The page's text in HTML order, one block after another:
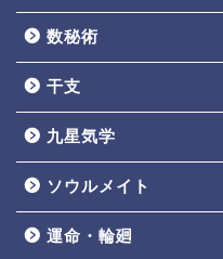
数秘術
干支
九星気学
ソウルメイト
運命・輪廻